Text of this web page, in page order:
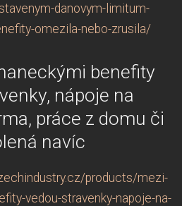
danovym-limitum-
omezila-nebo-zrusila/
benefity
nápoje na
práce z domu či
navíc
products/mezi-
vedou-stravenky-napoje-na-